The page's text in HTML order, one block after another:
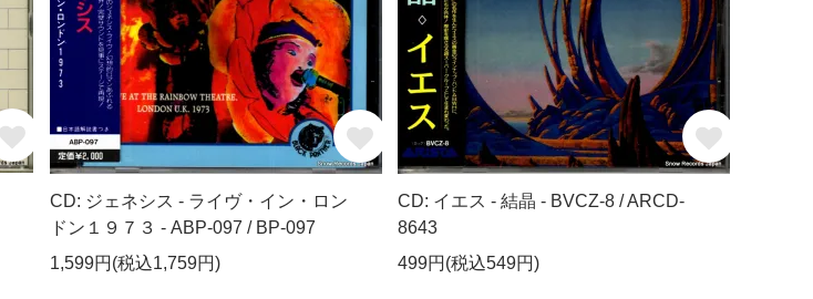
CD: ジェネシス - ライヴ・イン・ロン
ドン１９７３ - ABP-097 / BP-097
1,599円(税込1,759円)
CD: イエス - 結晶 - BVCZ-8 / ARCD-
8643
499円(税込549円)